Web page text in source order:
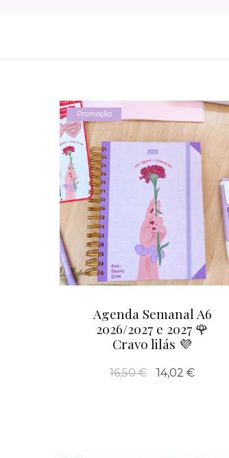
Promoção
Agenda Semanal A6
2026/2027 e 2027 🌹
Cravo lilás 💜
16,50 € 14,02 €